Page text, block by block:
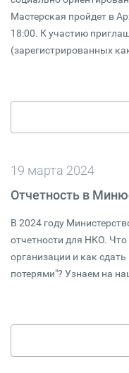
Мастерская пройдет в
18:00. К участию
(зарегистрированных
19 марта 2024
Отчетность в
В 2024 году
отчетности для НКО.
организации и как
потерями"? Узнаем на